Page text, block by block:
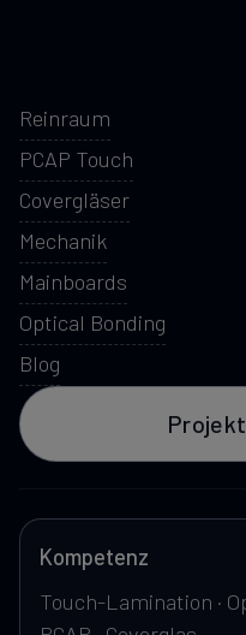
Reinraum
PCAP Touch
Covergläser
Mechanik
Mainboards
Optical Bonding
Blog
Kompetenz
Touch-Lamination ·